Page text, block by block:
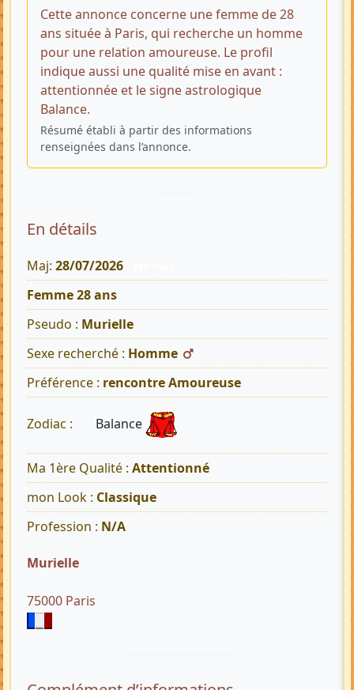
Cette annonce concerne une femme de 28
ans située à Paris, qui recherche un homme
pour une relation amoureuse. Le profil
indique aussi une qualité mise en avant :
attentionnée et le signe astrologique
Balance.
Résumé établi à partir des informations
renseignées dans l’annonce.
En détails
Maj: 28/07/2026
Femme 28 ans
Pseudo : Murielle
Sexe recherché : Homme
Préférence : rencontre Amoureuse
Zodiac : Balance
Ma 1ère Qualité : Attentionné
mon Look : Classique
Profession : N/A
Murielle
75000 Paris